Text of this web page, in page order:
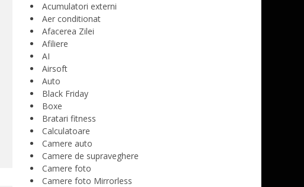
Acumulatori externi
Aer conditionat
Afacerea Zilei
Afiliere
AI
Airsoft
Auto
Black Friday
Boxe
Bratari fitness
Calculatoare
Camere auto
Camere de supraveghere
Camere foto
Camere foto Mirrorless